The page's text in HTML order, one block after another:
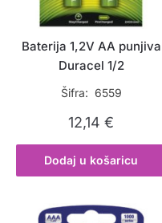
Baterija 1,2V AA punjiva
Duracel 1/2
Šifra: 6559
12,14€
Dodaj u košaricu